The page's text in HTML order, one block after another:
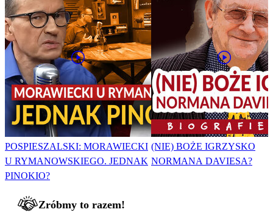
POSPIESZALSKI: MORAWIECKI
U RYMANOWSKIEGO. JEDNAK
PINOKIO?
(NIE) BOŻE IGRZYSKO
NORMANA DAVIESA?
Zróbmy to razem!